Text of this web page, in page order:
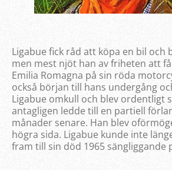
Ligabue fick råd att köpa en bil och
men mest njöt han av friheten att
Emilia Romagna på sin röda
också början till hans undergång
Ligabue omkull och blev ordentligt
antagligen ledde till en partiell
månader senare. Han blev
högra sida. Ligabue kunde inte
fram till sin död 1965 sängliggande